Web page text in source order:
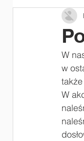
Samorząd
Zdrowo jem,
#Laboratoria
W
w
W